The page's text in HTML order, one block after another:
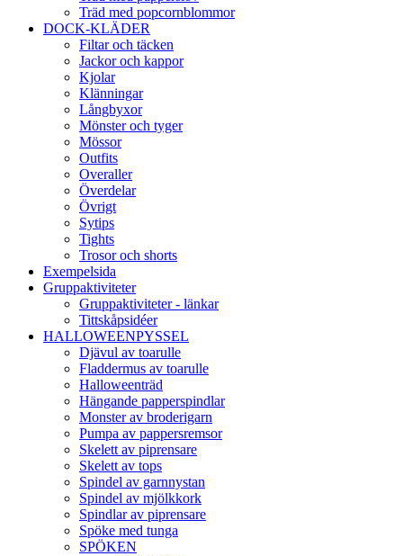
Träd med popcornblommor
DOCK-KLÄDER
Filtar och täcken
Jackor och kappor
Kjolar
Klänningar
Långbyxor
Mönster och tyger
Mössor
Outfits
Overaller
Överdelar
Övrigt
Sytips
Tights
Trosor och shorts
Exempelsida
Gruppaktiviteter
Gruppaktiviteter - länkar
Tittskåpsidéer
HALLOWEENPYSSEL
Djävul av toarulle
Fladdermus av toarulle
Halloweenträd
Hängande papperspindlar
Monster av broderigarn
Pumpa av pappersremsor
Skelett av piprensare
Skelett av tops
Spindel av garnnystan
Spindel av mjölkkork
Spindlar av piprensare
Spöke med tunga
SPÖKEN